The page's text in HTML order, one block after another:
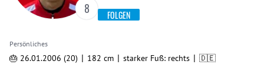
8 FOLGEN
Persönliches
🎂 26.01.2006 (20) | 182 cm | starker Fuß: rechts | 🇩🇪